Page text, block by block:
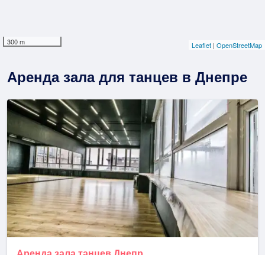
Аренда зала для танцев в Днепре
300 m Leaflet | OpenStreetMap